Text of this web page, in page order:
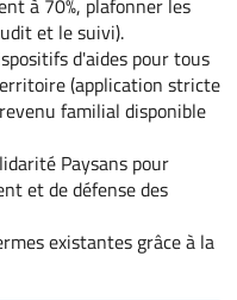
à 70%, plafonner les
et le suivi).
d'aides pour tous
(application stricte
familial disponible
Paysans pour
et de défense des
existantes grâce à la